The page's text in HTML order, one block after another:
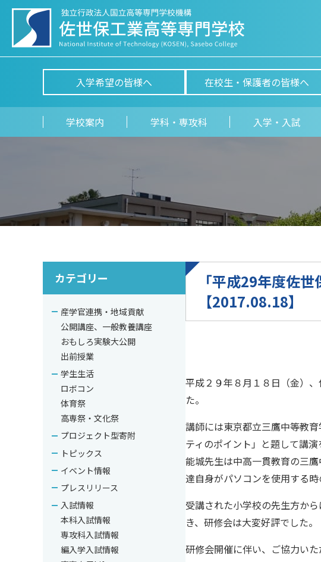
入学希望の皆様へ 在校生・保護者の皆様へ
学校案内 学科・専攻科 入学・入試
「平成29年度佐
【2017.08.18】
平成２９年８月１８日（金）
た。
講師には東京都立三鷹中等教
ティのポイント」と題して講演
能城先生は中高一貫教育の三
達自身がパソコンを使用する
受講された小学校の先生方か
き、研修会は大変好評でした。
研修会開催に伴い、ご協力い
カテゴリー
産学官連携・地域貢献
公開講座、一般教養講座
おもしろ実験大公開
出前授業
学生生活
ロボコン
体育祭
高専祭・文化祭
プロジェクト型寄附
トピックス
イベント情報
プレスリリース
入試情報
本科入試情報
専攻科入試情報
編入学入試情報